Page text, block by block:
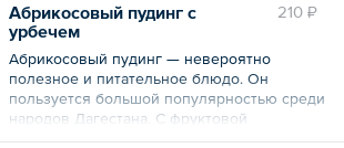
Общий вес – 1 кг 210 ₽
Абрикосовый пудинг с
урбечем
Абрикосовый пудинг — невероятно
полезное и питательное блюдо. Он
пользуется большой популярностью среди
народов Дагестана. С фруктовой
сладостью — кислинкой и богатым вкусом